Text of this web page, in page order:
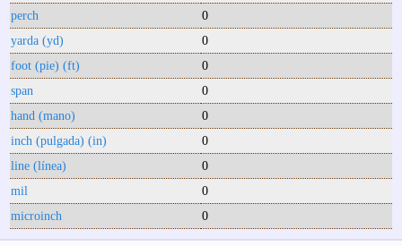
perch
0
yarda (yd)
0
foot (pie) (ft)
0
span
0
hand (mano)
0
inch (pulgada) (in)
0
line (línea)
0
mil
0
microinch
0